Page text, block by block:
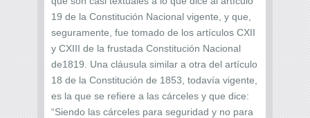
19 de la Constitución Nacional vigente, y que,
seguramente, fue tomado de los artículos CXII
y CXIII de la frustada Constitución Nacional
de1819. Una cláusula similar a otra del artículo
18 de la Constitución de 1853, todavía vigente,
es la que se refiere a las cárceles y que dice:
“Siendo las cárceles para seguridad y no para